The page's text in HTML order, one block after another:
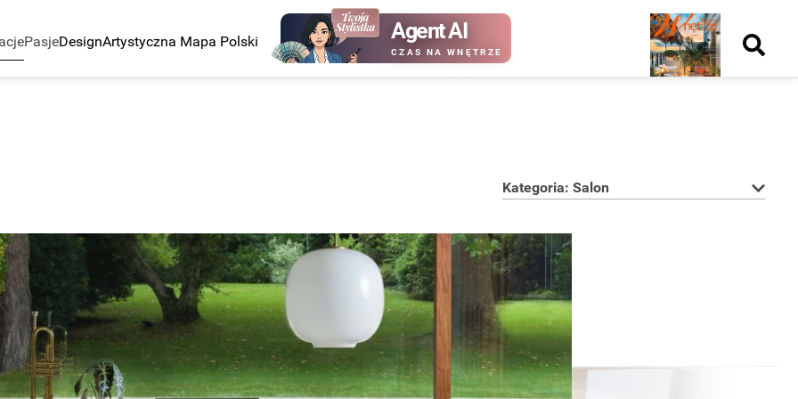
PasjeDesignArtystyczna Mapa Polski Agent AI
CZAS NA WNĘTRZE
Nowy
numer
Kategoria: Salon